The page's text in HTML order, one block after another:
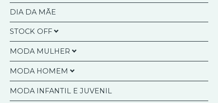
SOBRE NÓS
CONTACTOS
Pesquisar
DIA DA MÃE
STOCK OFF
Agendas Anuais
Artigos Presentes
Calendários
MODA MULHER
Bolsas Multiusos
Bolsa a Tiracolo/Pasta Documentos
MODA HOMEM
Bolsas a Tiracolo / Mochila
MODA INFANTIL E JUVENIL